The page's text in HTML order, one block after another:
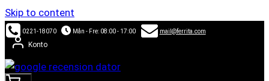
Skip to content
0221-18070 Mån - Fre: 08:00 - 17:00 mail@ferrita.com
Konto